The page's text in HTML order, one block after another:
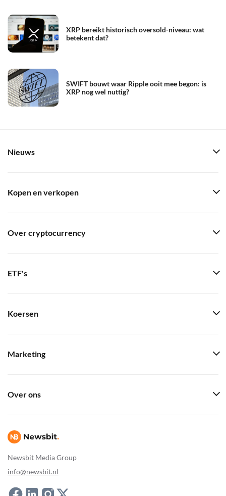
XRP bereikt historisch oversold-niveau: wat
betekent dat?
SWIFT bouwt waar Ripple ooit mee begon: is
XRP nog wel nuttig?
Newsbit Media Group
info@newsbit.nl
Nieuws
Kopen en verkopen
Over cryptocurrency
ETF's
Koersen
Marketing
Over ons